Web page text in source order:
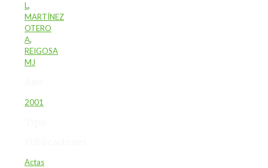
L,
MARTÍNEZ
OTERO
A,
REIGOSA
MJ
2001
Actas